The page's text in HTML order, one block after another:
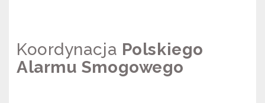
Koordynacja Polskiego
Alarmu Smogowego